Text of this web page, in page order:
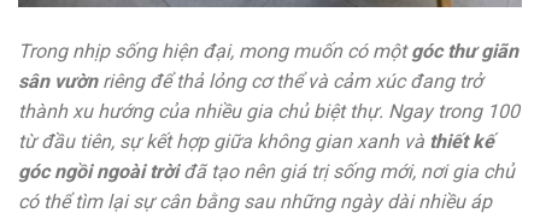
Trong nhịp sống hiện đại, mong muốn có mộtgóc thư giãn
sân vườnriêng để thả lỏng cơ thể và cảm xúc đang trở
thành xu hướng của nhiều gia chủ biệt thự. Ngay trong 100
từ đầu tiên, sự kết hợp giữa không gian xanh và thiết kế
góc ngồi ngoài trờiđã tạo nên giá trị sống mới, nơi gia chủ
có thể tìm lại sự cân bằng sau những ngày dài nhiều áp